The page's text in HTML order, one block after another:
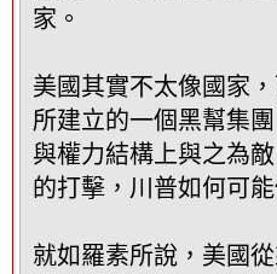
家。
美國其實不太像國家
所建立的一個黑幫集
與權力結構上與之為
的打擊，川普如何可能
就如羅素所說，美國